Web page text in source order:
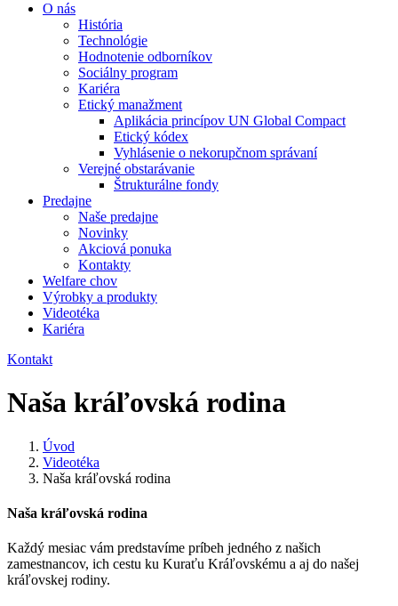
O nás
História
Technológie
Hodnotenie odborníkov
Sociálny program
Kariéra
Etický manažment
Aplikácia princípov UN Global Compact
Etický kódex
Vyhlásenie o nekorupčnom správaní
Verejné obstarávanie
Štrukturálne fondy
Predajne
Naše predajne
Novinky
Akciová ponuka
Kontakty
Welfare chov
Výrobky a produkty
Videotéka
Kariéra
Kontakt
Naša kráľovská rodina
Úvod
Videotéka
Naša kráľovská rodina
Naša kráľovská rodina
Každý mesiac vám predstavíme príbeh jedného z našich
zamestnancov, ich cestu ku Kuraťu Kráľovskému a aj do našej
kráľovskej rodiny.